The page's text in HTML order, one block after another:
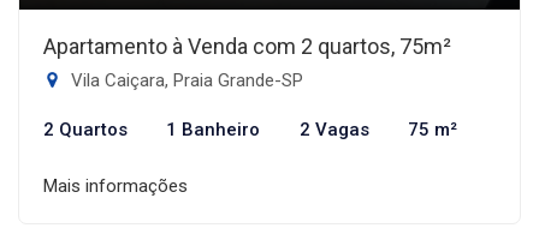
Apartamento à Venda com 2 quartos, 75m²
Vila Caiçara, Praia Grande-SP
2 Quartos 1 Banheiro 2 Vagas 75 m²
Mais informações